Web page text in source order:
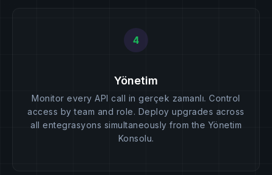
4
Yönetim
Monitor every API call in gerçek zamanlı. Control
access by team and role. Deploy upgrades across
all entegrasyons simultaneously from the Yönetim
Konsolu.